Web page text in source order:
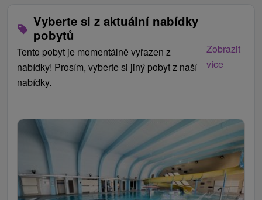
Vyberte si z aktuální nabídky
pobytů
Tento pobyt je momentálně vyřazen z
nabídky! Prosím, vyberte si jiný pobyt z naší
nabídky.
Zobrazit
více